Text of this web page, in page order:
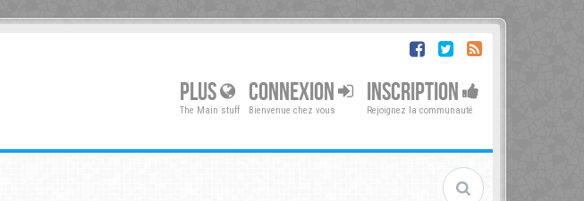
PLUS
The Main stuff
CONNEXION
Bienvenue chez vous
INSCRIPTION
Rejoignez la communauté